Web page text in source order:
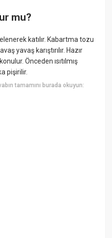
mu?
katılır. Kabartma tozu
yavaş karıştırılır. Hazır
Önceden ısıtılmış
pişirilir.
tamamını burada okuyun: